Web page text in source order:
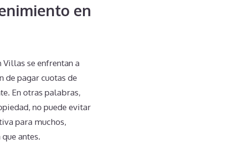
en
se enfrentan a
de pagar cuotas de
En otras palabras,
no puede evitar
para muchos,
antes.